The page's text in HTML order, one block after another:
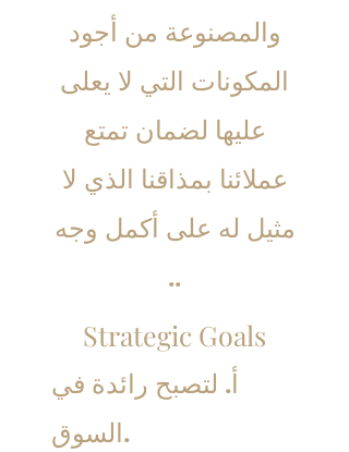
والمصنوعة من أجود
المكونات التي لا يعلى
عليها لضمان تمتع
عملائنا بمذاقنا الذي لا
مثيل له على أكمل وجه
..
Strategic Goals
أ. لتصبح رائدة في
السوق.